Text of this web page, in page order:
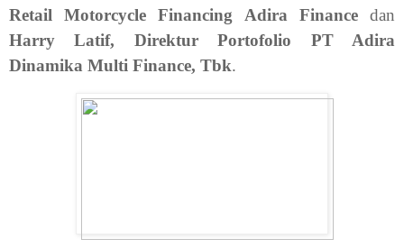
Retail Motorcycle Financing Adira Financedan
Harry Latif, Direktur Portofolio PT Adira
Dinamika Multi Finance, Tbk.